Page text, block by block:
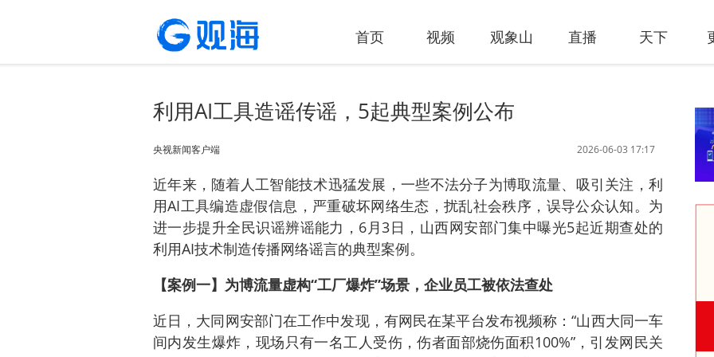
首页 视频 观象山 直播 天下
利用AI工具造谣传谣，5起典型案例公布
2026-06-03 17:17
央视新闻客户端
近年来，随着人工智能技术迅猛发展，一些不法分子为博取流量、吸引关注，利
用AI工具编造虚假信息，严重破坏网络生态，扰乱社会秩序，误导公众认知。为
进一步提升全民识谣辨谣能力，6月3日，山西网安部门集中曝光5起近期查处的
利用AI技术制造传播网络谣言的典型案例。
【案例一】为博流量虚构“工厂爆炸”场景，企业员工被依法查处
近日，大同网安部门在工作中发现，有网民在某平台发布视频称：“山西大同一车
间内发生爆炸，现场只有一名工人受伤，伤者面部烧伤面积100%”，引发网民关